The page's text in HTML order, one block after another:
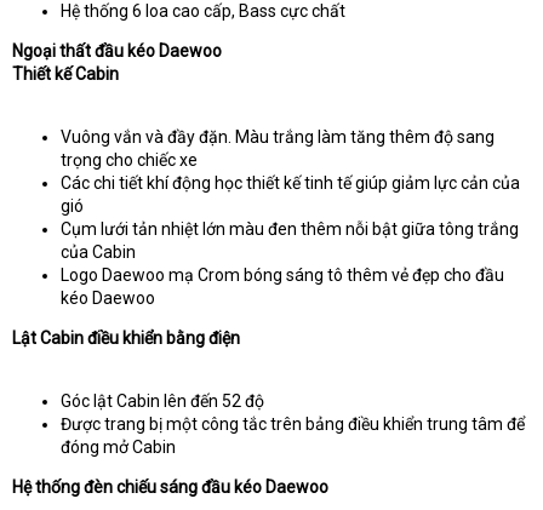
Hệ thống 6 loa cao cấp, Bass cực chất
Ngoại thất đầu kéo Daewoo
Thiết kế Cabin
Vuông vắn và đầy đặn. Màu trắng làm tăng thêm độ sang
trọng cho chiếc xe
Các chi tiết khí động học thiết kế tinh tế giúp giảm lực cản của
gió
Cụm lưới tản nhiệt lớn màu đen thêm nỗi bật giữa tông trắng
của Cabin
Logo Daewoo mạ Crom bóng sáng tô thêm vẻ đẹp cho đầu
kéo Daewoo
Lật Cabin điều khiển bằng điện
Góc lật Cabin lên đến 52 độ
Được trang bị một công tắc trên bảng điều khiển trung tâm để
đóng mở Cabin
Hệ thống đèn chiếu sáng đầu kéo Daewoo